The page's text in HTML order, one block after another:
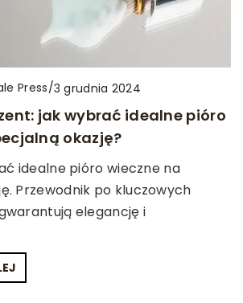
Press/3 grudnia 2024
jak wybrać idealne pióro
okazję?
idealne pióro wieczne na
Przewodnik po kluczowych
elegancję i